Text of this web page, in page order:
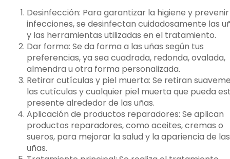
Desinfección: Para garantizar la higiene y prevenir
infecciones, se desinfectan cuidadosamente las
y las herramientas utilizadas en el tratamiento.
Dar forma: Se da forma a las uñas según tus
preferencias, ya sea cuadrada, redonda, ovalada,
almendra u otra forma personalizada.
Retirar cutículas y piel muerta: Se retiran
las cutículas y cualquier piel muerta que pueda
presente alrededor de las uñas.
Aplicación de productos reparadores: Se aplican
productos reparadores, como aceites, cremas o
sueros, para mejorar la salud y la apariencia de las
uñas.